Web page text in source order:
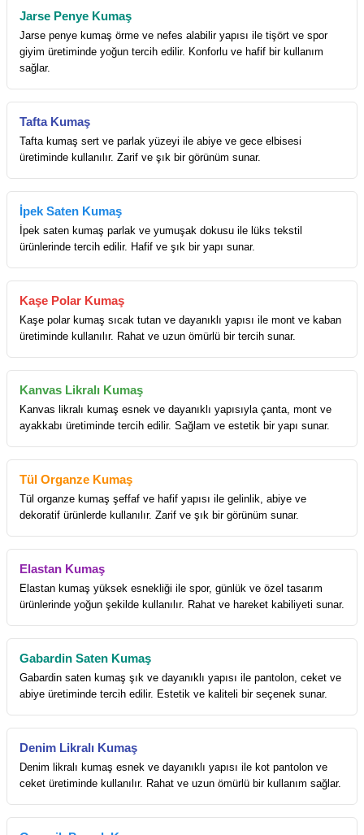
Jarse Penye Kumaş
Jarse penye kumaş örme ve nefes alabilir yapısı ile tişört ve spor
giyim üretiminde yoğun tercih edilir. Konforlu ve hafif bir kullanım
sağlar.
Tafta Kumaş
Tafta kumaş sert ve parlak yüzeyi ile abiye ve gece elbisesi
üretiminde kullanılır. Zarif ve şık bir görünüm sunar.
İpek Saten Kumaş
İpek saten kumaş parlak ve yumuşak dokusu ile lüks tekstil
ürünlerinde tercih edilir. Hafif ve şık bir yapı sunar.
Kaşe Polar Kumaş
Kaşe polar kumaş sıcak tutan ve dayanıklı yapısı ile mont ve kaban
üretiminde kullanılır. Rahat ve uzun ömürlü bir tercih sunar.
Kanvas Likralı Kumaş
Kanvas likralı kumaş esnek ve dayanıklı yapısıyla çanta, mont ve
ayakkabı üretiminde tercih edilir. Sağlam ve estetik bir yapı sunar.
Tül Organze Kumaş
Tül organze kumaş şeffaf ve hafif yapısı ile gelinlik, abiye ve
dekoratif ürünlerde kullanılır. Zarif ve şık bir görünüm sunar.
Elastan Kumaş
Elastan kumaş yüksek esnekliği ile spor, günlük ve özel tasarım
ürünlerinde yoğun şekilde kullanılır. Rahat ve hareket kabiliyeti sunar.
Gabardin Saten Kumaş
Gabardin saten kumaş şık ve dayanıklı yapısı ile pantolon, ceket ve
abiye üretiminde tercih edilir. Estetik ve kaliteli bir seçenek sunar.
Denim Likralı Kumaş
Denim likralı kumaş esnek ve dayanıklı yapısı ile kot pantolon ve
ceket üretiminde kullanılır. Rahat ve uzun ömürlü bir kullanım sağlar.